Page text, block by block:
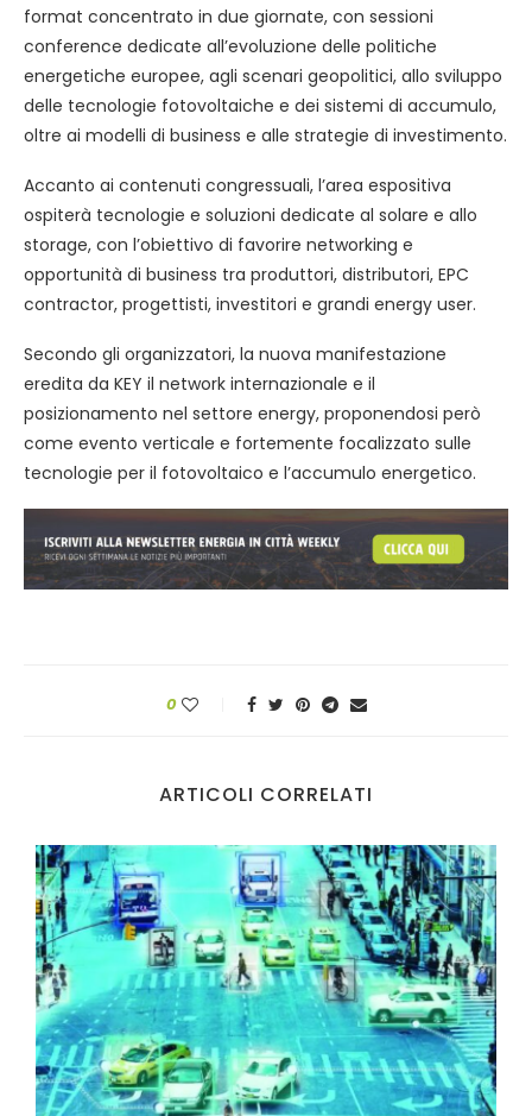
format concentrato in due giornate, con sessioni
conference dedicate all’evoluzione delle politiche
energetiche europee, agli scenari geopolitici, allo sviluppo
delle tecnologie fotovoltaiche e dei sistemi di accumulo,
oltre ai modelli di business e alle strategie di investimento.
Accanto ai contenuti congressuali, l’area espositiva
ospiterà tecnologie e soluzioni dedicate al solare e allo
storage, con l’obiettivo di favorire networking e
opportunità di business tra produttori, distributori, EPC
contractor, progettisti, investitori e grandi energy user.
Secondo gli organizzatori, la nuova manifestazione
eredita da KEY il network internazionale e il
posizionamento nel settore energy, proponendosi però
come evento verticale e fortemente focalizzato sulle
tecnologie per il fotovoltaico e l’accumulo energetico.
0
ARTICOLI CORRELATI